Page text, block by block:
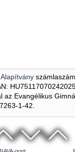
Evangélikus
1-42.